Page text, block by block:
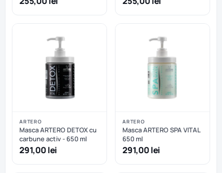
ARTERO
Masca ARTERO DETOX cu
carbune activ - 650 ml
291,00 lei
ARTERO
Masca ARTERO SPA VITAL
650 ml
291,00 lei